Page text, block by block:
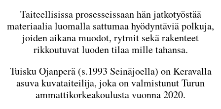
Taiteellisissa prosesseissaan hän jatkotyöstää
materiaalia luomalla sattumaa hyödyntäviä polkuja,
joiden aikana muodot, rytmit sekä rakenteet
rikkoutuvat luoden tilaa mille tahansa.
Tuisku Ojanperä (s.1993 Seinäjoella) on Keravalla
asuva kuvataiteilija, joka on valmistunut Turun
ammattikorkeakoulusta vuonna 2020.